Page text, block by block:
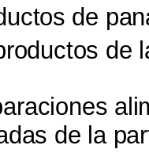
de
de
de la